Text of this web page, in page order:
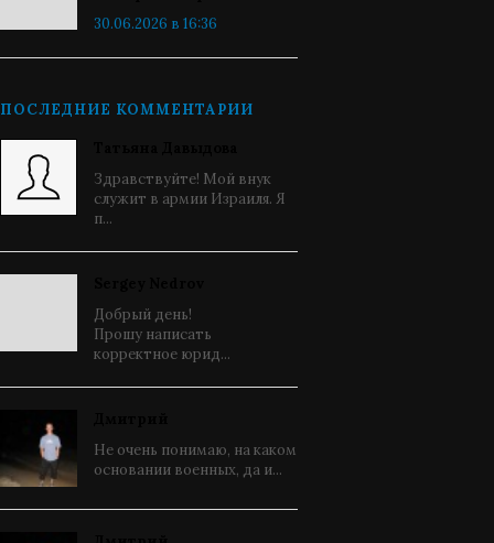
30.06.2026 в 16:36
ПОСЛЕДНИЕ КОММЕНТАРИИ
Здравствуйте! Мой внук
служит в армии Израиля. Я
п...
Добрый день!
Прошу написать
корректное юрид...
Не очень понимаю, на каком
основании военных, да и...